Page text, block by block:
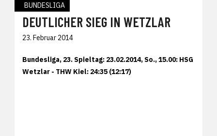
BUNDESLIGA
DEUTLICHER SIEG IN WETZLAR
23. Februar 2014
Bundesliga, 23. Spieltag: 23.02.2014, So., 15.00: HSG
Wetzlar - THW Kiel: 24:35 (12:17)